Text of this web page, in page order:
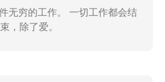
无穷的工作。 一切工作都会结
束，除了爱。